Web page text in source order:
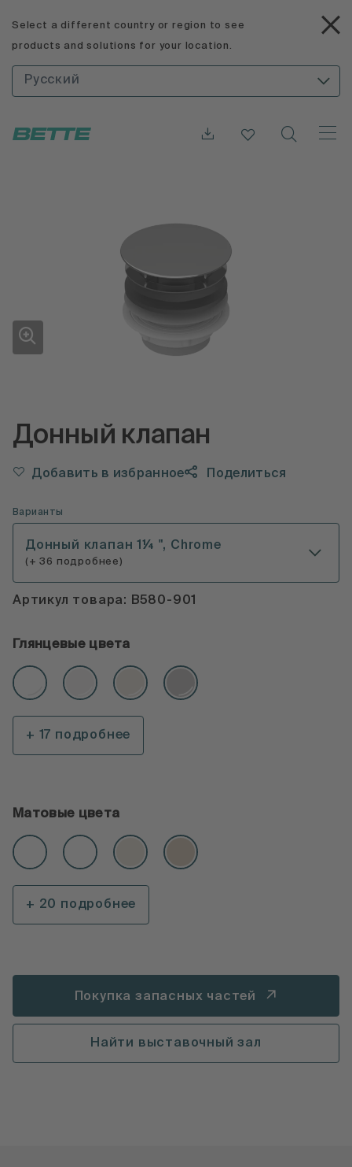
Select a different country or region to see
products and solutions for your location.
Русский
Донный клапан
Добавить в избранное Поделиться
Варианты
Донный клапан 1¼ ", Chrome
(+ 36 подробнее)
Артикул товара: B580-901
Глянцевые цвета
+ 17 подробнее
Матовые цвета
+ 20 подробнее
Покупка запасных частей
Найти выставочный зал